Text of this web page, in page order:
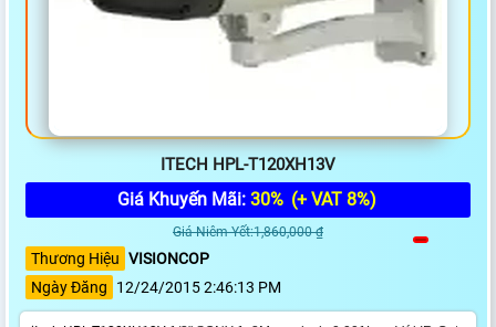
ITECH HPL-T120XH13V
Giá Khuyến Mãi: 30% (+ VAT 8%)
Giá Niêm Yết:1,860,000 ₫
Thương Hiệu VISIONCOP
Ngày Đăng
12/24/2015 2:46:13 PM